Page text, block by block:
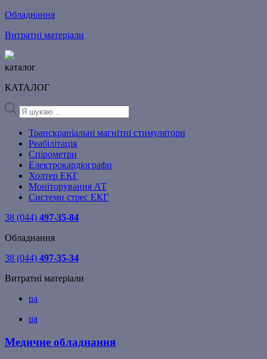
Обладнання
Витратні матеріали
каталог
КАТАЛОГ
Products
search
Транскраніальні магнітні стимулятори
Реабілітація
Спірометри
Електрокардіографи
Холтер ЕКГ
Моніторування АТ
Системи стрес ЕКГ
38 (044) 497-35-84
Обладнання
38 (044) 497-35-34
Витратні матеріали
ua
ua
Медичне обладнання